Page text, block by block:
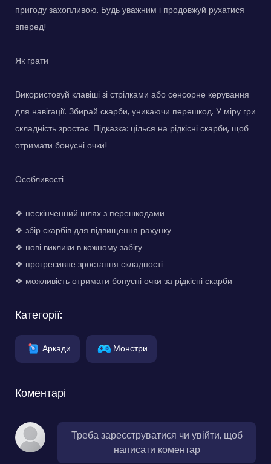
пригоду захопливою. Будь уважним і продовжуй рухатися
вперед!
Як грати
Використовуй клавіші зі стрілками або сенсорне керування
для навігації. Збирай скарби, уникаючи перешкод. У міру гри
складність зростає. Підказка: цілься на рідкісні скарби, щоб
отримати бонусні очки!
Особливості
❖ нескінченний шлях з перешкодами
❖ збір скарбів для підвищення рахунку
❖ нові виклики в кожному забігу
❖ прогресивне зростання складності
❖ можливість отримати бонусні очки за рідкісні скарби
Категорії:
Аркади Монстри
Коментарі
Треба зареєструватися чи увійти, щоб
написати коментар